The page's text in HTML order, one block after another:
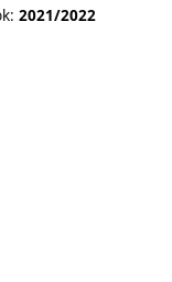
2021/2022